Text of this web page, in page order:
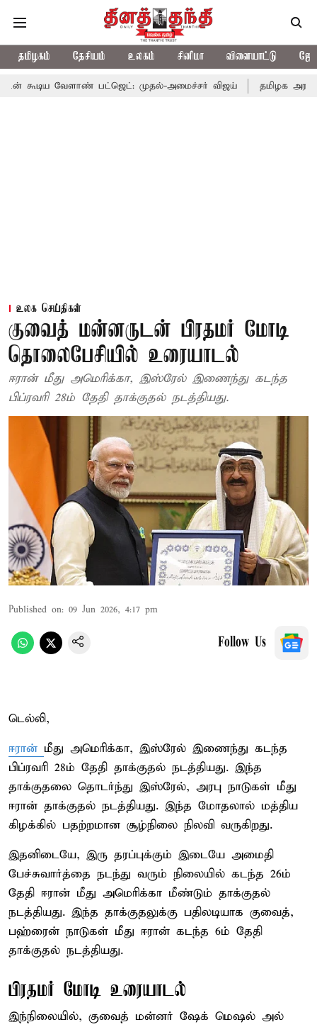
தமிழகம் தேசியம் உலகம் சினிமா விளையாட்டு
பட்ஜெட்: முதல்-அமைச்சர் விஜய் தமிழக அரசியலில்
உலக செய்திகள்
குவைத் மன்னருடன் பிரதமர் மோடி
தொலைபேசியில் உரையாடல்
ஈரான் மீது அமெரிக்கா, இஸ்ரேல் இணைந்து கடந்த
பிப்ரவரி 28ம் தேதி தாக்குதல் நடத்தியது.
Published on: 09 Jun 2026, 4:17 pm
Follow Us
டெல்லி,
ஈரான் மீது அமெரிக்கா, இஸ்ரேல் இணைந்து கடந்த
பிப்ரவரி 28ம் தேதி தாக்குதல் நடத்தியது. இந்த
தாக்குதலை தொடர்ந்து இஸ்ரேல், அரபு நாடுகள் மீது
ஈரான் தாக்குதல் நடத்தியது. இந்த மோதலால் மத்திய
கிழக்கில் பதற்றமான சூழ்நிலை நிலவி வருகிறது.
இதனிடையே, இரு தரப்புக்கும் இடையே அமைதி
பேச்சுவார்த்தை நடந்து வரும் நிலையில் கடந்த 26ம்
தேதி ஈரான் மீது அமெரிக்கா மீண்டும் தாக்குதல்
நடத்தியது. இந்த தாக்குதலுக்கு பதிலடியாக குவைத்,
பஹ்ரைன் நாடுகள் மீது ஈரான் கடந்த 6ம் தேதி
தாக்குதல் நடத்தியது.
பிரதமர் மோடி உரையாடல்
இந்நிலையில், குவைத் மன்னர் ஷேக் மெஷல் அல்